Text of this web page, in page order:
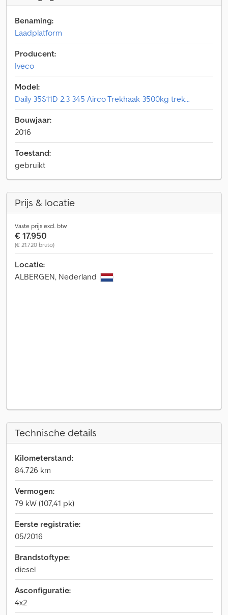
Benaming:
Laadplatform
Producent:
Iveco
Model:
Daily 35S11D 2.3 345 Airco Trekhaak 3500kg trek...
Bouwjaar:
2016
Toestand:
gebruikt
Prijs & locatie
Vaste prijs excl. btw
€ 17.950
(€ 21.720 bruto)
Locatie:
ALBERGEN, Nederland
Technische details
Kilometerstand:
84.726 km
Vermogen:
79 kW (107,41 pk)
Eerste registratie:
05/2016
Brandstoftype:
diesel
Asconfiguratie:
4x2